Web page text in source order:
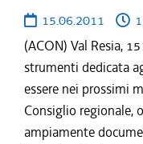
15.06.2011
(ACON) Val Resia,
strumenti dedicata
essere nei prossimi
Consiglio regionale,
ampiamente